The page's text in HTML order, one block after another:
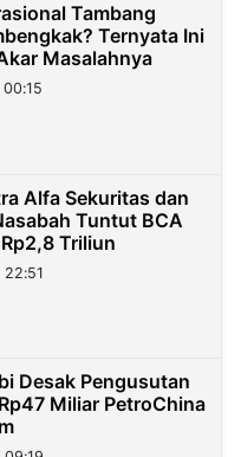
Tambang
Ternyata Ini
Masalahnya
Alfa Sekuritas dan
Tuntut BCA
Triliun
Desak Pengusutan
Miliar PetroChina